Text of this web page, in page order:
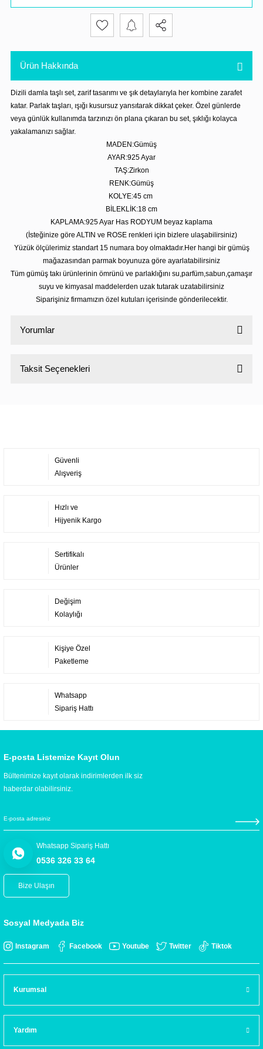
Ürün Hakkında
Dizili damla taşlı set, zarif tasarımı ve şık detaylarıyla her kombine zarafet
katar. Parlak taşları, ışığı kusursuz yansıtarak dikkat çeker. Özel günlerde
veya günlük kullanımda tarzınızı ön plana çıkaran bu set, şıklığı kolayca
yakalamanızı sağlar.
MADEN:Gümüş
AYAR:925 Ayar
TAŞ:Zirkon
RENK:Gümüş
KOLYE:45 cm
BİLEKLİK:18 cm
KAPLAMA:925 Ayar Has RODYUM beyaz kaplama
(İsteğinize göre ALTIN ve ROSE renkleri için bizlere ulaşabilirsiniz)
Yüzük ölçülerimiz standart 15 numara boy olmaktadır.Her hangi bir gümüş
mağazasından parmak boyunuza göre ayarlatabilirsiniz
Tüm gümüş takı ürünlerinin ömrünü ve parlaklığını su,parfüm,sabun,çamaşır
suyu ve kimyasal maddelerden uzak tutarak uzatabilirsiniz
Siparişiniz firmamızın özel kutuları içerisinde gönderilecektir.
Yorumlar
Taksit Seçenekleri
Güvenli
Alışveriş
Hızlı ve
Hijyenik Kargo
Sertifikalı
Ürünler
Değişim
Kolaylığı
Kişiye Özel
Paketleme
Whatsapp
Sipariş Hattı
E-posta Listemize Kayıt Olun
Bültenimize kayıt olarak indirimlerden ilk siz
haberdar olabilirsiniz.
Whatsapp Sipariş Hattı
0536 326 33 64
Bize Ulaşın
Sosyal Medyada Biz
Instagram Facebook Youtube Twitter Tiktok
Kurumsal
Yardım